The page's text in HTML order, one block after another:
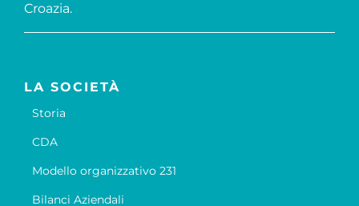
Croazia.
LA SOCIETÀ
Storia
CDA
Modello organizzativo 231
Bilanci Aziendali